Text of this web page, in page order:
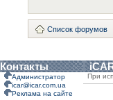
Список форумов
Контакты
Администратор
icar@icar.com.ua
Реклама на сайте
При